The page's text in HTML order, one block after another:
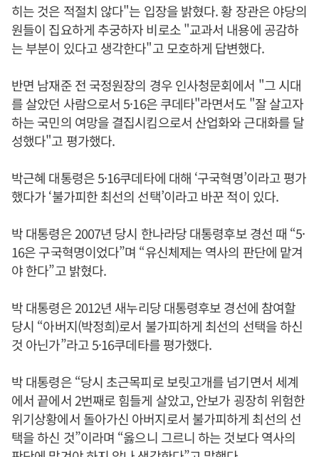
히는 것은 적절치 않다"는 입장을 밝혔다. 황 장관은 야당의
원들이 집요하게 추궁하자 비로소 "교과서 내용에 공감하
는 부분이 있다고 생각한다"고 모호하게 답변했다.
반면 남재준 전 국정원장의 경우 인사청문회에서 "그 시대
를 살았던 사람으로서 5·16은 쿠데타"라면서도 "잘 살고자
하는 국민의 여망을 결집시킴으로서 산업화와 근대화를 달
성했다"고 평가했다.
박근혜 대통령은 5·16쿠데타에 대해 ‘구국혁명’이라고 평가
했다가 ‘불가피한 최선의 선택’이라고 바꾼 적이 있다.
박 대통령은 2007년 당시 한나라당 대통령후보 경선 때 “5·
16은 구국혁명이었다”며 “유신체제는 역사의 판단에 맡겨
야 한다”고 밝혔다.
박 대통령은 2012년 새누리당 대통령후보 경선에 참여할
당시 “아버지(박정희)로서 불가피하게 최선의 선택을 하신
것 아닌가”라고 5·16쿠데타를 평가했다.
박 대통령은 “당시 초근목피로 보릿고개를 넘기면서 세계
에서 끝에서 2번째로 힘들게 살았고, 안보가 굉장히 위험한
위기상황에서 돌아가신 아버지로서 불가피하게 최선의 선
택을 하신 것”이라며 “옳으니 그르니 하는 것보다 역사의